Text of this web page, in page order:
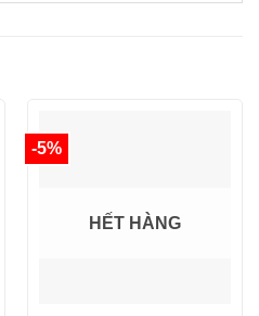
-5%
HẾT HÀNG